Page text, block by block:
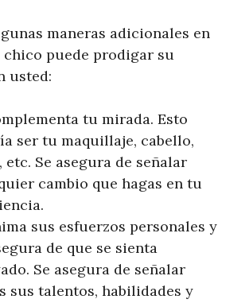
maneras adicionales en
chico puede prodigar su
usted:
tu mirada. Esto
ser tu maquillaje, cabello,
etc. Se asegura de señalar
cambio que hagas en tu
sus esfuerzos personales y
de que se sienta
Se asegura de señalar
sus talentos, habilidades y